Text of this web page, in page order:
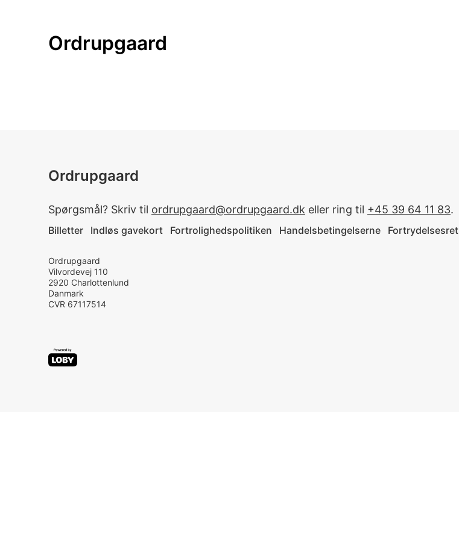
Ordrupgaard
Ordrupgaard
Spørgsmål? Skriv til ordrupgaard@ordrupgaard.dk eller ring til +45 39 64 11 83.
Billetter Indløs gavekort Fortrolighedspolitiken Handelsbetingelserne Fortrydelsesret
Ordrupgaard
Vilvordevej 110
2920 Charlottenlund
Danmark
CVR 67117514